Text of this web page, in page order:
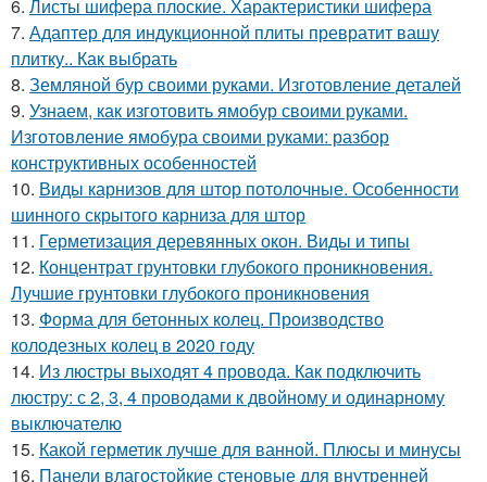
6. Листы шифера плоские. Характеристики шифера
7. Адаптер для индукционной плиты превратит вашу
плитку.. Как выбрать
8. Земляной бур своими руками. Изготовление деталей
9. Узнаем, как изготовить ямобур своими руками.
Изготовление ямобура своими руками: разбор
конструктивных особенностей
10. Виды карнизов для штор потолочные. Особенности
шинного скрытого карниза для штор
11. Герметизация деревянных окон. Виды и типы
12. Концентрат грунтовки глубокого проникновения.
Лучшие грунтовки глубокого проникновения
13. Форма для бетонных колец. Производство
колодезных колец в 2020 году
14. Из люстры выходят 4 провода. Как подключить
люстру: с 2, 3, 4 проводами к двойному и одинарному
выключателю
15. Какой герметик лучше для ванной. Плюсы и минусы
16. Панели влагостойкие стеновые для внутренней